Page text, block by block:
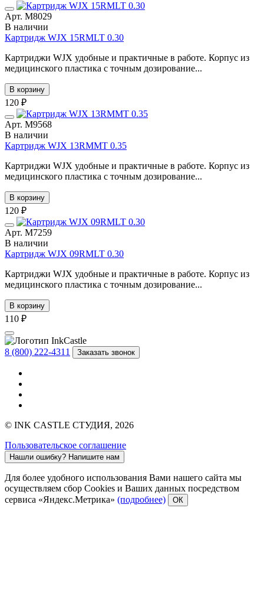
Арт. М8029
В наличии
Картридж WJX 15RMLT 0.30
Картриджи WJX удобные и практичные в работе. Корпус из
медицинского пластика с точным дозирование...
В корзину
120 ₽
Арт. М9568
В наличии
Картридж WJX 13RMMT 0.35
Картриджи WJX удобные и практичные в работе. Корпус из
медицинского пластика с точным дозирование...
В корзину
120 ₽
Арт. М7259
В наличии
Картридж WJX 09RMLT 0.30
Картриджи WJX удобные и практичные в работе. Корпус из
медицинского пластика с точным дозирование...
В корзину
110 ₽
8 (800) 222-4311 Заказать звонок
© INK CASTLE СТУДИЯ, 2026
Пользовательское соглашение
Нашли ошибку? Напишите нам
Для более удобного использования Вами нашего сайта мы
осуществляем сбор Cookies и Ваших данных посредством
сервиса «Яндекс.Метрика» (подробнее) ОК